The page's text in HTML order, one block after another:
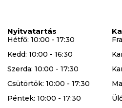
Nyitvatartás
Hétfő: 10:00 - 17:30
Kedd: 10:00 - 16:30
Szerda: 10:00 - 17:30
Csütörtök: 10:00 - 17:30
Péntek: 10:00 - 17:30